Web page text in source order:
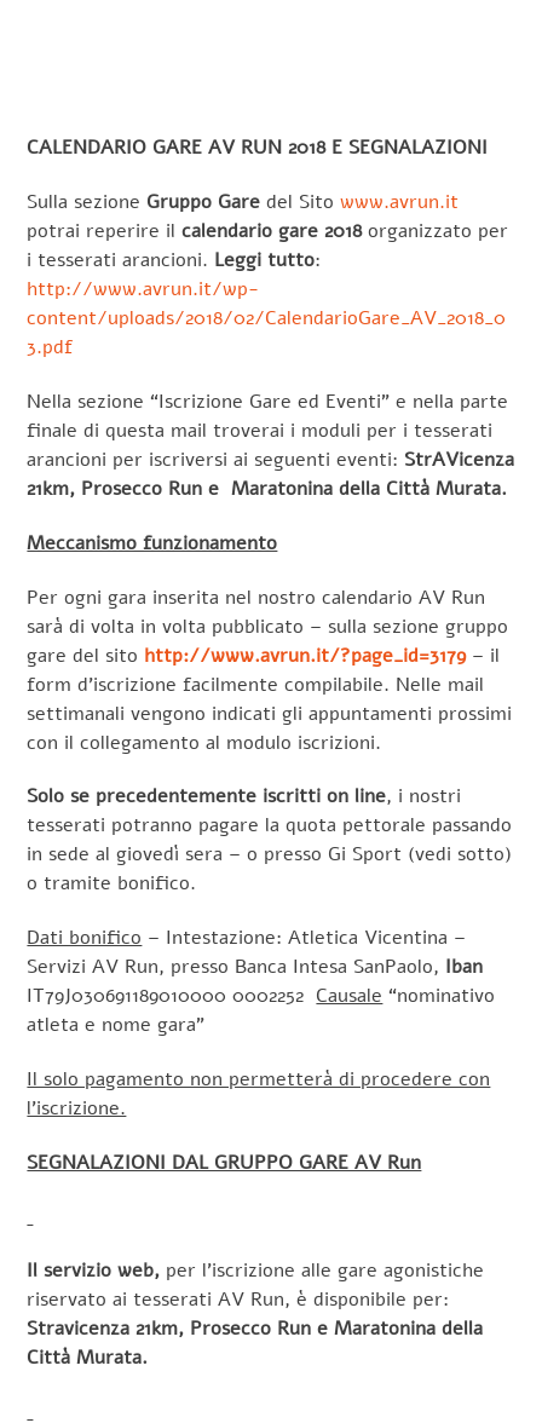
CALENDARIO GARE AV RUN 2018 E SEGNALAZIONI
Sulla sezione Gruppo Gare del Sitowww.avrun.it
potrai reperire ilcalendario gare 2018organizzato per
i tesserati arancioni. Leggi tutto:
http://www.avrun.it/wp-
content/uploads/2018/02/CalendarioGare_AV_2018_0
3.pdf
Nella sezione “Iscrizione Gare ed Eventi” e nella parte
finale di questa mail troverai i moduli per i tesserati
arancioni per iscriversi ai seguenti eventi: StrAVicenza
21km, Prosecco Run e Maratonina della Città Murata.
Meccanismo funzionamento
Per ogni gara inserita nel nostro calendario AV Run
sarà di volta in volta pubblicato – sulla sezione gruppo
gare del sito http://www.avrun.it/?page_id=3179– il
form d’iscrizione facilmente compilabile. Nelle mail
settimanali vengono indicati gli appuntamenti prossimi
con il collegamento al modulo iscrizioni.
Solo se precedentemente iscritti on line, i nostri
tesserati potranno pagare la quota pettorale passando
in sede al giovedì sera – o presso Gi Sport (vedi sotto)
o tramite bonifico.
Dati bonifico – Intestazione: Atletica Vicentina –
Servizi AV Run, presso Banca Intesa SanPaolo, Iban
IT79J030691189010000 0002252 Causale “nominativo
atleta e nome gara”
Il solo pagamento non permetterà di procedere con
l’iscrizione.
SEGNALAZIONI DAL GRUPPO GARE AV Run
Il servizio web, per l’iscrizione alle gare agonistiche
riservato ai tesserati AV Run, è disponibile per:
Stravicenza 21km, Prosecco Run e Maratonina della
Città Murata.